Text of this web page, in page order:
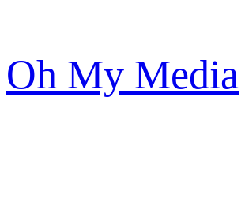
内
容
Oh My Media